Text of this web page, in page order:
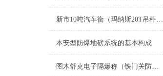
新市10吨汽车衡（玛纳斯20T吊秤）温泉200T地磅）博尔塔拉地磅维修
本安型防爆地磅系统的基本构成
图木舒克电子隔爆称（铁门关防爆电子地磅）霍城不锈钢轮椅秤维修